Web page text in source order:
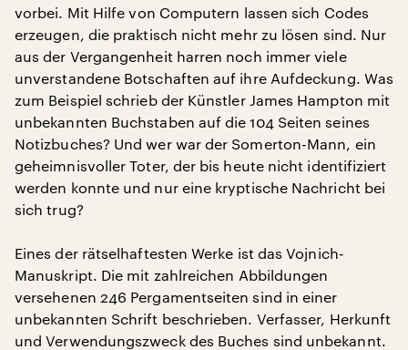
vorbei. Mit Hilfe von Computern lassen sich Codes
erzeugen, die praktisch nicht mehr zu lösen sind. Nur
aus der Vergangenheit harren noch immer viele
unverstandene Botschaften auf ihre Aufdeckung. Was
zum Beispiel schrieb der Künstler James Hampton mit
unbekannten Buchstaben auf die 104 Seiten seines
Notizbuches? Und wer war der Somerton-Mann, ein
geheimnisvoller Toter, der bis heute nicht identifiziert
werden konnte und nur eine kryptische Nachricht bei
sich trug?
Eines der rätselhaftesten Werke ist das Vojnich-
Manuskript. Die mit zahlreichen Abbildungen
versehenen 246 Pergamentseiten sind in einer
unbekannten Schrift beschrieben. Verfasser, Herkunft
und Verwendungszweck des Buches sind unbekannt.